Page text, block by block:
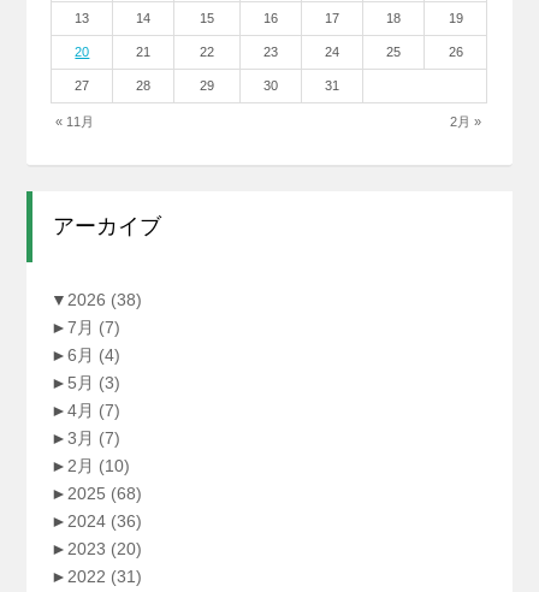
« 11月 2月 »
13 14 15 16 17 18 19
20 21 22 23 24 25 26
27 28 29 30 31
アーカイブ
▼ 2026 (38)
►7月 (7)
►6月 (4)
► 5月 (3)
►4月 (7)
►3月 (7)
► 2月 (10)
► 2025 (68)
► 2024 (36)
► 2023 (20)
► 2022 (31)